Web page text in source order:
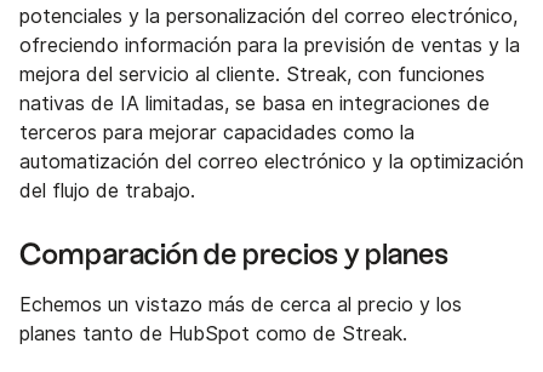
potenciales y la personalización del correo electrónico,
ofreciendo información para la previsión de ventas y la
mejora del servicio al cliente. Streak, con funciones
nativas de IA limitadas, se basa en integraciones de
terceros para mejorar capacidades como la
automatización del correo electrónico y la optimización
del flujo de trabajo.
Comparación de precios y planes
Echemos un vistazo más de cerca al precio y los
planes tanto de HubSpot como de Streak.